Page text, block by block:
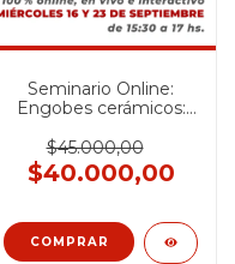
Seminario Online:
Engobes cerámicos:
técnicas decorativas -
SEPTIEMBRE 2026
$45.000,00
$40.000,00